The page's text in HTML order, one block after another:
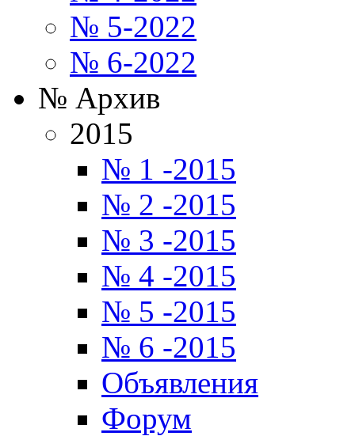
№ 5-2022
№ 6-2022
№ Архив
2015
№ 1 -2015
№ 2 -2015
№ 3 -2015
№ 4 -2015
№ 5 -2015
№ 6 -2015
Объявления
Форум